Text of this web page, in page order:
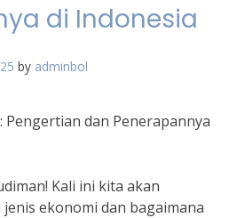
di Indonesia
by adminbol
Pengertian dan Penerapannya
Kali ini kita akan
ekonomi dan bagaimana